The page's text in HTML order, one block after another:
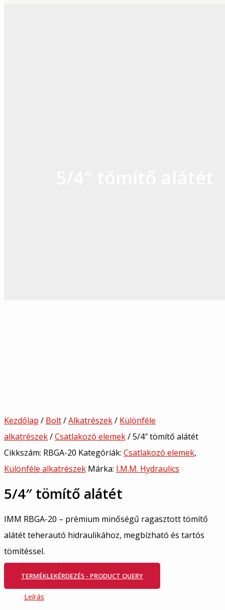
Kezdőlap / Bolt/Alkatrészek/ Különféle
alkatrészek/Csatlakozó elemek/ 5/4″ tömítő alátét
Cikkszám: RBGA-20 Kategóriák: Csatlakozó elemek,
Különféle alkatrészek Márka: I.M.M. Hydraulics
5/4″ tömítő alátét
IMM RBGA-20 – prémium minőségű ragasztott tömítő
alátét teherautó hidraulikához, megbízható és tartós
tömítéssel.
TERMÉKLEKÉRDEZÉS - PRODUCT QUERY
Leírás